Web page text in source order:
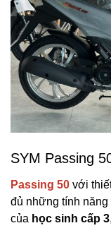
SYM Passing
Passing 50 với
đủ những tính
của học sinh cấp 3